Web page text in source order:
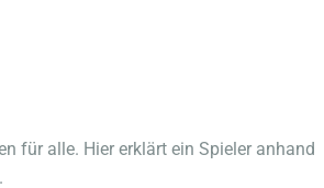
für alle. Hier erklärt ein Spieler anhand